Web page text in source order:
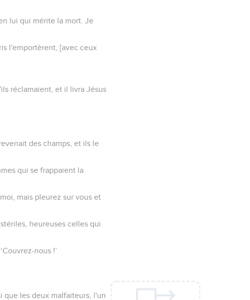
lui qui mérite la mort. Je
l'emportèrent, [avec ceux
réclamaient, et il livra Jésus
des champs, et ils le
qui se frappaient la
mais pleurez sur vous et
heureuses celles qui
nous !’
que les deux malfaiteurs, l'un